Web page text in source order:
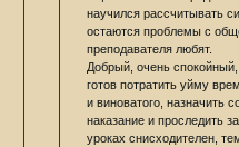
научился рассчитывать
остаются проблемы с
преподавателя любят.
Добрый, очень
готов потратить уйму
и виноватого, назначить
наказание и проследить
уроках снисходителен,